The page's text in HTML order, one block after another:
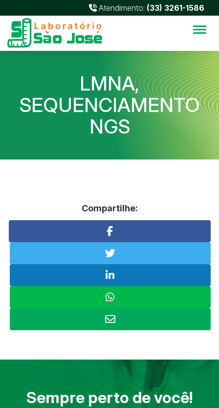
Atendimento: (33) 3261-1586
LMNA,
SEQUENCIAMENTO
NGS
Compartilhe:
Sempre perto de você!